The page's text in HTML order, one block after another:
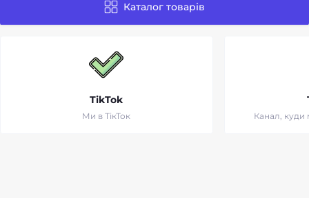
Каталог товарів
TikTok
Ми в ТікТок Канал,